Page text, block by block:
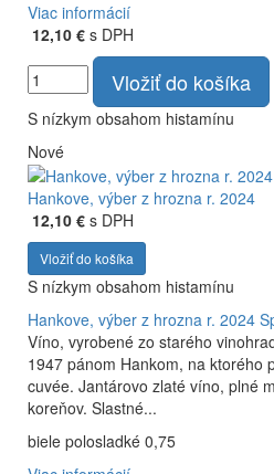
Viac informácií
12,10 € s DPH
Vložiť do košíka
S nízkym obsahom histamínu
Nové
Hankove, výber z hrozna r. 2024
12,10 € s DPH
Vložiť do košíka
S nízkym obsahom histamínu
Hankove, výber z hrozna r. 2024
Víno, vyrobené zo starého
1947 pánom Hankom, na ktorého
cuvée. Jantárovo zlaté víno, plné
koreňov. Slastné...
biele polosladké 0,75